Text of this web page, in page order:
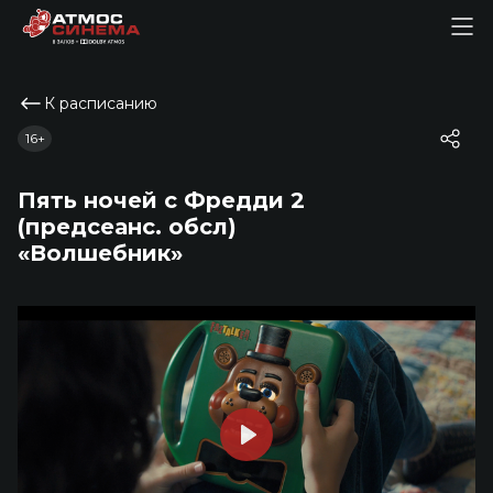
К расписанию
Пять ночей с Фредди 2
(предсеанс. обсл)
«Волшебник»
16+
Play